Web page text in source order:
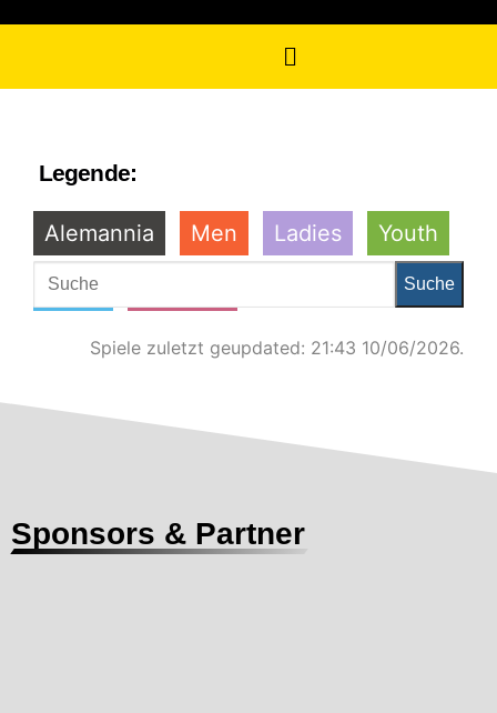
Legende:
Alemannia Men Ladies Youth
Pokal
Spiele zuletzt geupdated: 21:43 10/06/2026.
Sponsors & Partner